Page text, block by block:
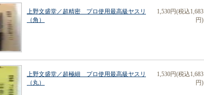
上野文盛堂／超精密 プロ使用最高級ヤスリ
（角）
1,530円(税込1,683
円)
上野文盛堂／超極細 プロ使用最高級ヤスリ
（丸）
1,530円(税込1,683
円)